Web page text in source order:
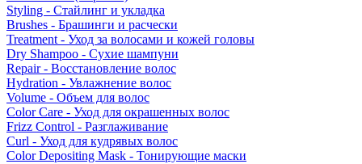
Styling - Стайлинг и укладка
Brushes - Брашинги и расчески
Treatment - Уход за волосами и кожей головы
Dry Shampoo - Сухие шампуни
Repair - Восстановление волос
Hydration - Увлажнение волос
Volume - Объем для волос
Color Care - Уход для окрашенных волос
Frizz Control - Разглаживание
Curl - Уход для кудрявых волос
Color Depositing Mask - Тонирующие маски